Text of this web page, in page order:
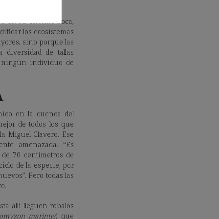
en su enorme boca,
los ecosistemas
sino porque las
de tallas
ningún individuo de
en la cuenca del
de todos los que
Miguel Clavero. Ese
amenazada. “Es
70 centímetros de
de la especie, por
Pero todas las
allí lleguen robalos
marinus) que